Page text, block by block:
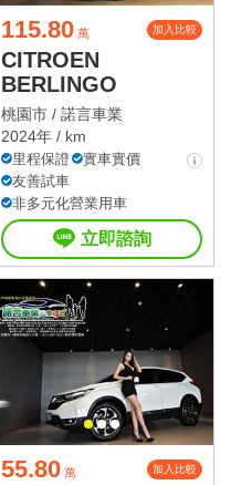
115.80 萬 加入比較
CITROEN
BERLINGO
桃園市 / 諾言車業
2024年 / km
里程保證
實車實價
友善試車
非多元化營業用車
立即諮詢
55.80 萬 加入比較